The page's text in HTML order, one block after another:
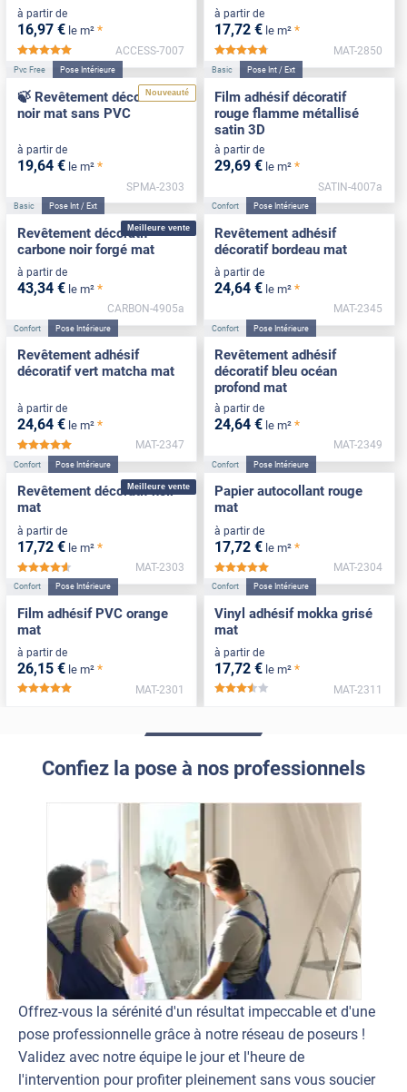
à partir de
16,97 € le m² *
*****
ACCESS-7007
à partir de
17,72 € le m² *
*****
MAT-2850
Nouveauté
Pvc Free Pose Intérieure
🍃 Revêtement décoratif
noir mat sans PVC
à partir de
19,64 € le m² *
SPMA-2303
Basic Pose Int / Ext
Film adhésif décoratif
rouge flamme métallisé
satin 3D
à partir de
29,69 € le m² *
SATIN-4007a
Meilleure vente
Basic Pose Int / Ext
Revêtement décoratif
carbone noir forgé mat
à partir de
43,34 € le m² *
CARBON-4905a
Confort Pose Intérieure
Revêtement adhésif
décoratif bordeau mat
à partir de
24,64 € le m² *
MAT-2345
Confort Pose Intérieure
Revêtement adhésif
décoratif vert matcha mat
à partir de
24,64 € le m² *
*****
MAT-2347
Confort Pose Intérieure
Revêtement adhésif
décoratif bleu océan
profond mat
à partir de
24,64 € le m² *
MAT-2349
Meilleure vente
Confort Pose Intérieure
Revêtement décoratif noir
mat
à partir de
17,72 € le m² *
*****
MAT-2303
Confort Pose Intérieure
Papier autocollant rouge
mat
à partir de
17,72 € le m² *
MAT-2304
Confort Pose Intérieure
Film adhésif PVC orange
mat
à partir de
26,15 € le m² *
MAT-2301
Confort Pose Intérieure
Vinyl adhésif mokka grisé
mat
à partir de
17,72 € le m² *
*****
MAT-2311
Confiez la pose à nos professionnels
Offrez-vous la sérénité d'un résultat impeccable et d'une
pose professionnelle grâce à notre réseau de poseurs !
Validez avec notre équipe le jour et l'heure de
l'intervention pour profiter pleinement sans vous soucier